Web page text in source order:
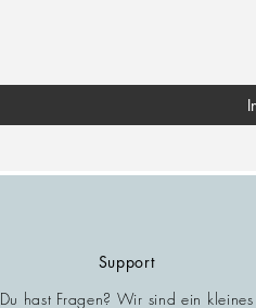
Support
Du hast Fragen? Wir sind ein kleines